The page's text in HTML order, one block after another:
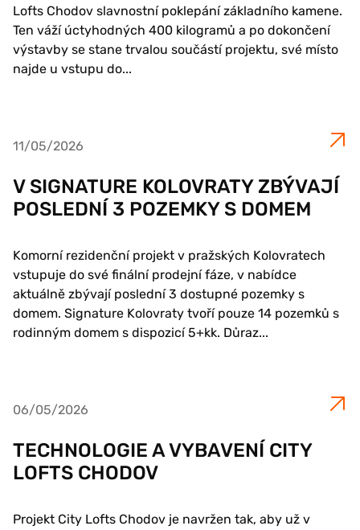
Lofts Chodov slavnostní poklepání základního kamene.
Ten váží úctyhodných 400 kilogramů a po dokončení
výstavby se stane trvalou součástí projektu, své místo
najde u vstupu do...
11/05/2026
V SIGNATURE KOLOVRATY ZBÝVAJÍ
POSLEDNÍ 3 POZEMKY S DOMEM
Komorní rezidenční projekt v pražských Kolovratech
vstupuje do své finální prodejní fáze, v nabídce
aktuálně zbývají poslední 3 dostupné pozemky s
domem. Signature Kolovraty tvoří pouze 14 pozemků s
rodinným domem s dispozicí 5+kk. Důraz...
06/05/2026
TECHNOLOGIE A VYBAVENÍ CITY
LOFTS CHODOV
Projekt City Lofts Chodov je navržen tak, aby už v